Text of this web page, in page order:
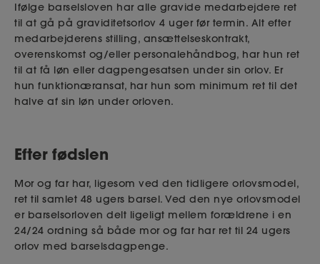
Ifølge barselsloven har alle gravide medarbejdere ret
til at gå på graviditetsorlov 4 uger før termin. Alt efter
medarbejderens stilling, ansættelseskontrakt,
overenskomst og/eller personalehåndbog, har hun ret
til at få løn eller dagpengesatsen under sin orlov. Er
hun funktionæransat, har hun som minimum ret til det
halve af sin løn under orloven.
Efter fødslen
Mor og far har, ligesom ved den tidligere orlovsmodel,
ret til samlet 48 ugers barsel. Ved den nye orlovsmodel
er barselsorloven delt ligeligt mellem forældrene i en
24/24 ordning så både mor og far har ret til 24 ugers
orlov med barselsdagpenge.